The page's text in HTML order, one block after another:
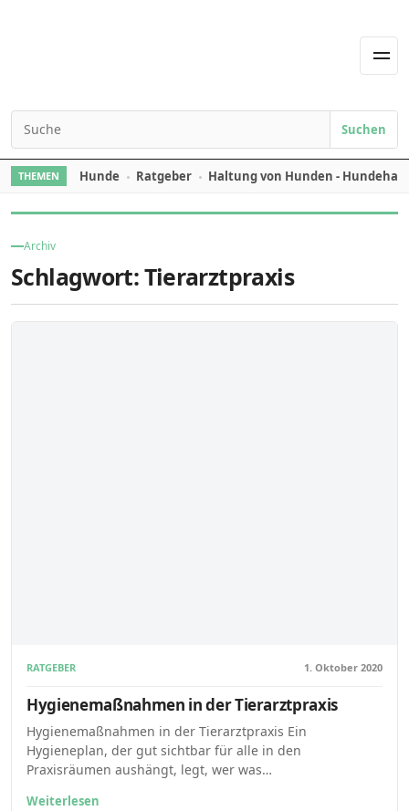
Search for:
Suchen
THEMEN Hunde Ratgeber Haltung von Hunden -
Archiv
Schlagwort:Tierarztpraxis
RATGEBER 1. Oktober 2020
Hygienemaßnahmen in der Tierarztpraxis
Hygienemaßnahmen in der Tierarztpraxis Ein
Hygieneplan, der gut sichtbar für alle in den
Praxisräumen aushängt, legt, wer was…
Weiterlesen